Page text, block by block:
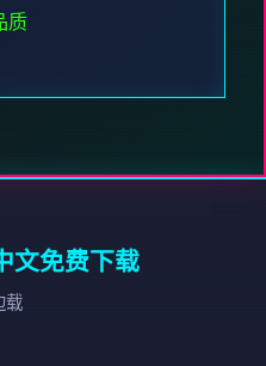
质
文免费下载
载